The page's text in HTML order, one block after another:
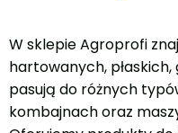
W sklepie Agroprofi
hartowanych,
pasują do różnych
kombajnach oraz